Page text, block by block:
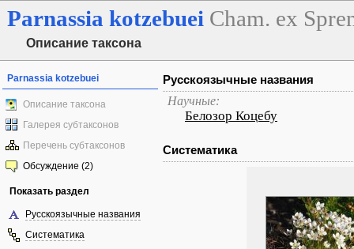
Parnassia kotzebuei Cham. ex
Описание таксона
Parnassia kotzebuei
Описание таксона
Галерея субтаксонов
Перечень субтаксонов
Обсуждение (2)
Показать раздел
Русскоязычные названия
Систематика
Русскоязычные названия
Научные:
Белозор Коцебу
Систематика